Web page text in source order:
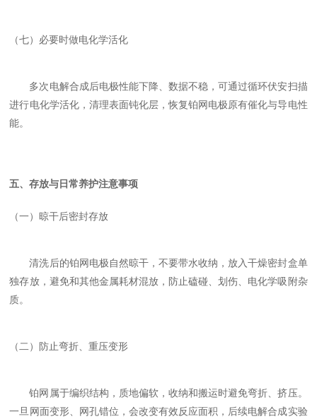
（七）必要时做电化学活化
多次电解合成后电极性能下降、数据不稳，可通过循环伏安扫描
进行电化学活化，清理表面钝化层，恢复铂网电极原有催化与导电性
能。
五、存放与日常养护注意事项
（一）晾干后密封存放
清洗后的铂网电极自然晾干，不要带水收纳，放入干燥密封盒单
独存放，避免和其他金属耗材混放，防止磕碰、划伤、电化学吸附杂
质。
（二）防止弯折、重压变形
铂网属于编织结构，质地偏软，收纳和搬运时避免弯折、挤压。
一旦网面变形、网孔错位，会改变有效反应面积，后续电解合成实验